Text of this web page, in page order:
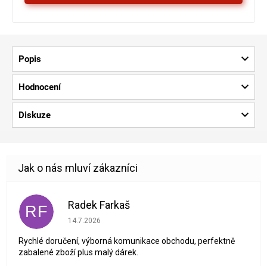
Popis
Hodnocení
Diskuze
RF Radek Farkaš
Hodnocení obchodu je 5 z 5 hvězdiček.
14.7.2026
Rychlé doručení, výborná komunikace obchodu, perfektně
zabalené zboží plus malý dárek.